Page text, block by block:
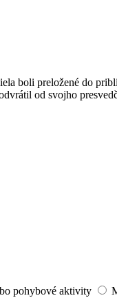
boli preložené do
od svojho
pohybové aktivity